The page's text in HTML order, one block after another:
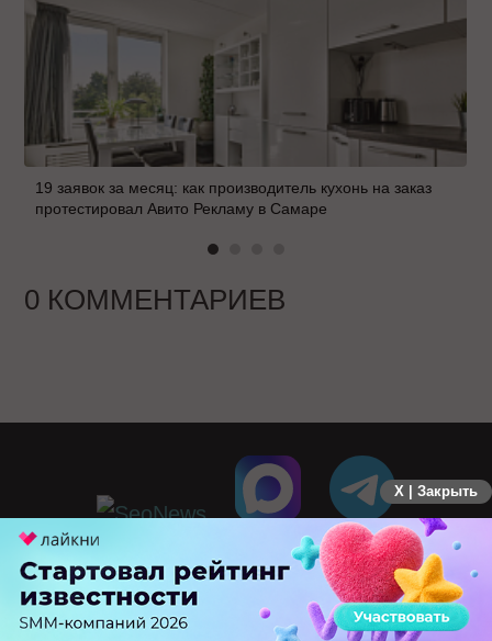
19 заявок за месяц: как производитель кухонь на заказ
протестировал Авито Рекламу в Самаре
0 КОММЕНТАРИЕВ
X | Закрыть
ПЕРЕЙТИ НА ПОЛНУЮ ВЕРСИЮ
© SEOnews.ru Все права защищены. 2026